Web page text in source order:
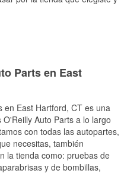
Parts en East
en East Hartford, CT es una
Auto Parts a lo largo
con todas las autopartes,
necesitas, también
la tienda como: pruebas de
y de bombillas,